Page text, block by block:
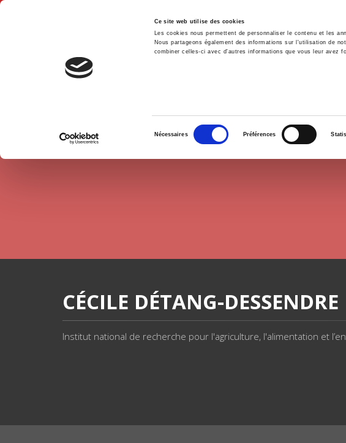
Ce site web utilise des cookies
Les cookies nous permettent de personnaliser le contenu et les
Nous partageons également des informations sur l'utilisation de
combiner celles-ci avec d'autres informations que vous leur avez
consentement
Nécessaires Préférences
Home
CÉCILE DÉTANG-DESSENDRE
Institut national de recherche pour l'agriculture, l'alimentation et